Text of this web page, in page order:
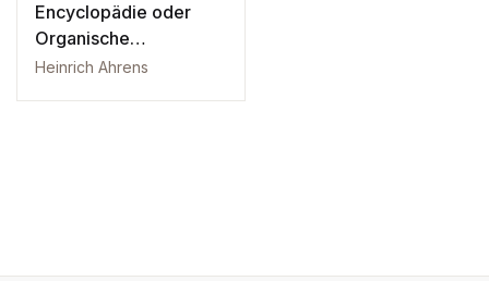
Encyclopädie oder
Organische
Darstellung der Rechts
Heinrich Ahrens